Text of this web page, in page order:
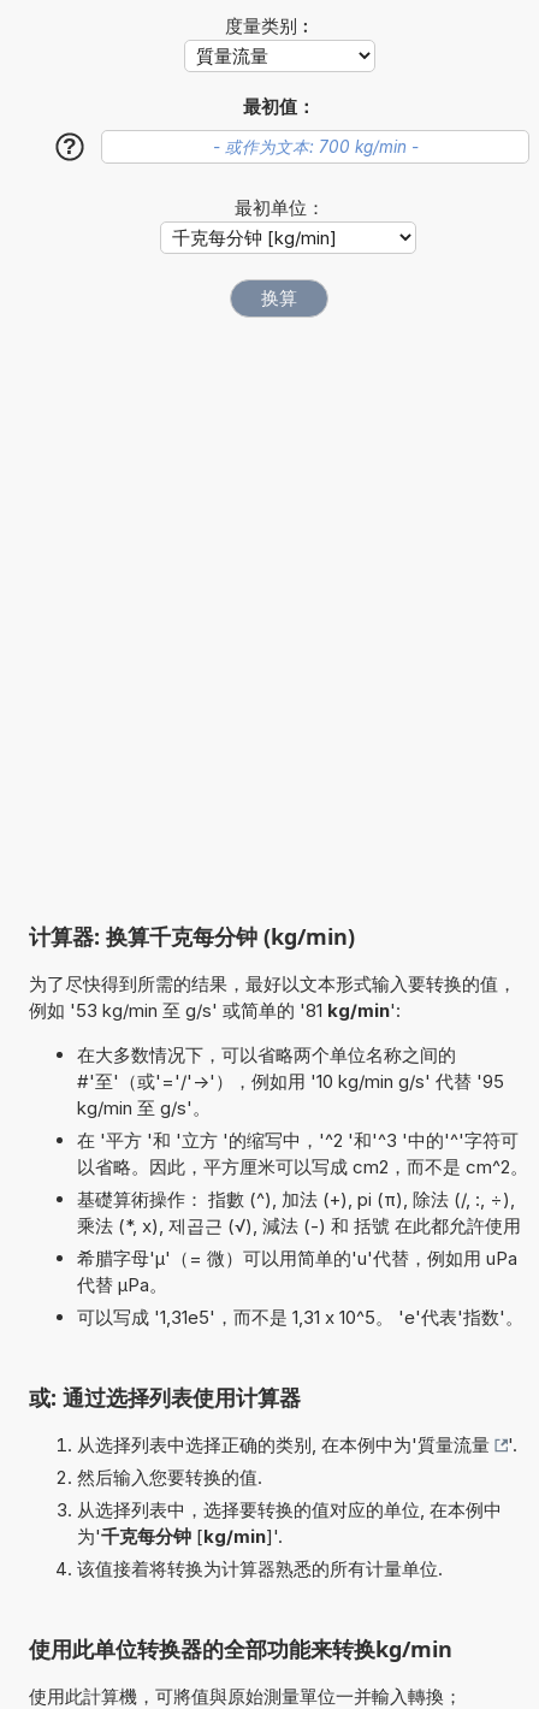
度量类别︰
最初值：
?
最初单位：
计算器: 换算千克每分钟 (kg/min)
为了尽快得到所需的结果，最好以文本形式输入要转换的值，
例如 '53 kg/min 至 g/s' 或简单的 '81 kg/min':
在大多数情况下，可以省略两个单位名称之间的
#'至'（或'='/'->'），例如用 '10 kg/min g/s' 代替 '95
kg/min 至 g/s'。
在 '平方 '和 '立方 '的缩写中，'^2 '和'^3 '中的'^'字符可
以省略。因此，平方厘米可以写成 cm2，而不是 cm^2。
基礎算術操作： 指數 (^), 加法 (+), pi (π), 除法 (/, :, ÷),
乘法 (*, x), 제곱근 (√), 減法 (-) 和 括號 在此都允許使用
希腊字母'µ'（= 微）可以用简单的'u'代替，例如用 uPa
代替 µPa。
可以写成 '1,31e5'，而不是 1,31 x 10^5。 'e'代表'指数'。
或: 通过选择列表使用计算器
从选择列表中选择正确的类别, 在本例中为'質量流量
'.
然后输入您要转换的值.
从选择列表中，选择要转换的值对应的单位, 在本例中
为'千克每分钟[kg/min]'.
该值接着将转换为计算器熟悉的所有计量单位.
使用此单位转换器的全部功能来转换kg/min
使用此計算機，可將值與原始測量單位一并輸入轉換；